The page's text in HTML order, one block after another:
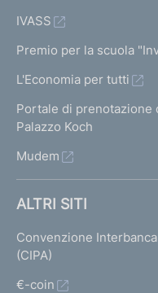
IVASS
Premio per la scuola
L'Economia per tutti
Portale di
Palazzo Koch
Mudem
ALTRI SITI
Convenzione
(CIPA)
€-coin